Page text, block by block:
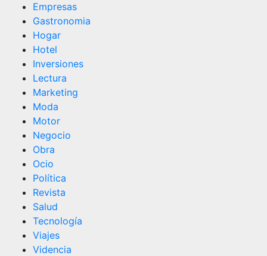
Empresas
Gastronomia
Hogar
Hotel
Inversiones
Lectura
Marketing
Moda
Motor
Negocio
Obra
Ocio
Política
Revista
Salud
Tecnología
Viajes
Videncia